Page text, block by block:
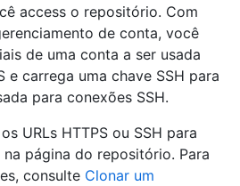
access o repositório. Com
de conta, você
de uma conta a ser usada
e carrega uma chave SSH para
para conexões SSH.
URLs HTTPS ou SSH para
página do repositório. Para
consulte Clonar um